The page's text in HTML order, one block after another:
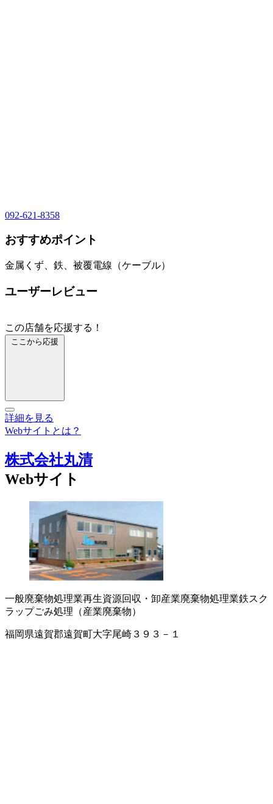
092-621-8358
おすすめポイント
金属くず、鉄、被覆電線（ケーブル）
ユーザーレビュー
この店舗を応援する！
ここから応援
詳細を見る
Webサイトとは？
株式会社丸清
Webサイト
一般廃棄物処理業再生資源回収・卸産業廃棄物処理業鉄スク
ラップごみ処理（産業廃棄物）
福岡県遠賀郡遠賀町大字尾崎３９３－１